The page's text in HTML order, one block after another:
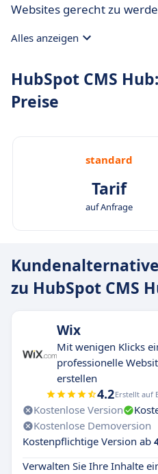
Websites gerecht zu
Alles anzeigen
HubSpot CMS Hub:
Preise
standard
Tarif
auf Anfrage
zu HubSpot CMS
Wix
Mit wenigen Klicks
professionelle
erstellen
4.2Erstellt auf
Kostenlose Version
Kostenlose Demoversion
Kostenpflichtige Version ab
Verwalten Sie Ihre Inhalte